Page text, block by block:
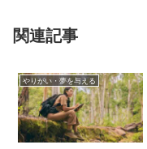
関連記事
やりがい・夢を与える